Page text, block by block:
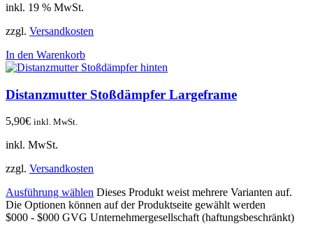
inkl. 19 % MwSt.
zzgl. Versandkosten
In den Warenkorb
Distanzmutter Stoßdämpfer Largeframe
5,90€ inkl. MwSt.
inkl. MwSt.
zzgl. Versandkosten
Ausführung wählen Dieses Produkt weist mehrere Varianten auf.
Die Optionen können auf der Produktseite gewählt werden
$000 - $000 GVG Unternehmergesellschaft (haftungsbeschränkt)